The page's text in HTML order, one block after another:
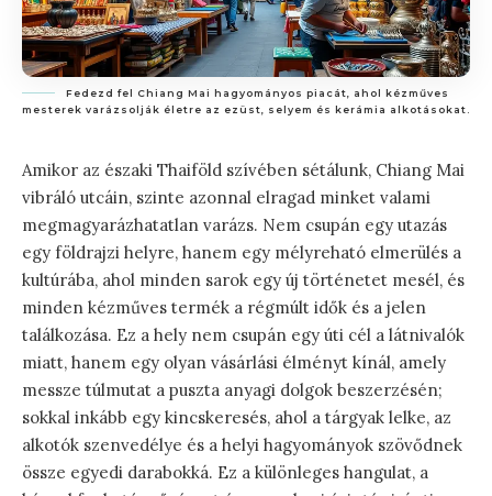
Fedezd fel Chiang Mai hagyományos piacát, ahol kézműves
mesterek varázsolják életre az ezüst, selyem és kerámia alkotásokat.
Amikor az északi Thaiföld szívében sétálunk, Chiang Mai
vibráló utcáin, szinte azonnal elragad minket valami
megmagyarázhatatlan varázs. Nem csupán egy utazás
egy földrajzi helyre, hanem egy mélyreható elmerülés a
kultúrába, ahol minden sarok egy új történetet mesél, és
minden kézműves termék a régmúlt idők és a jelen
találkozása. Ez a hely nem csupán egy úti cél a látnivalók
miatt, hanem egy olyan vásárlási élményt kínál, amely
messze túlmutat a puszta anyagi dolgok beszerzésén;
sokkal inkább egy kincskeresés, ahol a tárgyak lelke, az
alkotók szenvedélye és a helyi hagyományok szövődnek
össze egyedi darabokká. Ez a különleges hangulat, a